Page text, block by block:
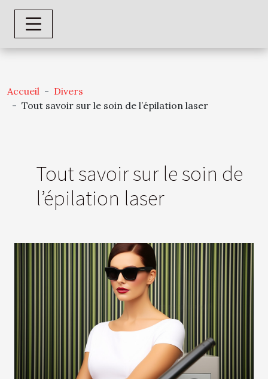
Accueil
Divers
Tout savoir sur le soin de l’épilation laser
Tout savoir sur le soin de
l’épilation laser